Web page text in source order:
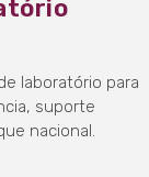
laboratório para
suporte
nacional.